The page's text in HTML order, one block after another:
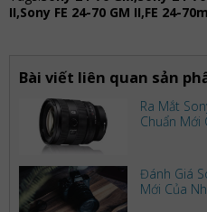
II,Sony FE 24-70 GM II,FE 24-
Bài viết liên quan sản
Ra Mắt
Chuẩn Mới
Đánh Giá
Mới Của